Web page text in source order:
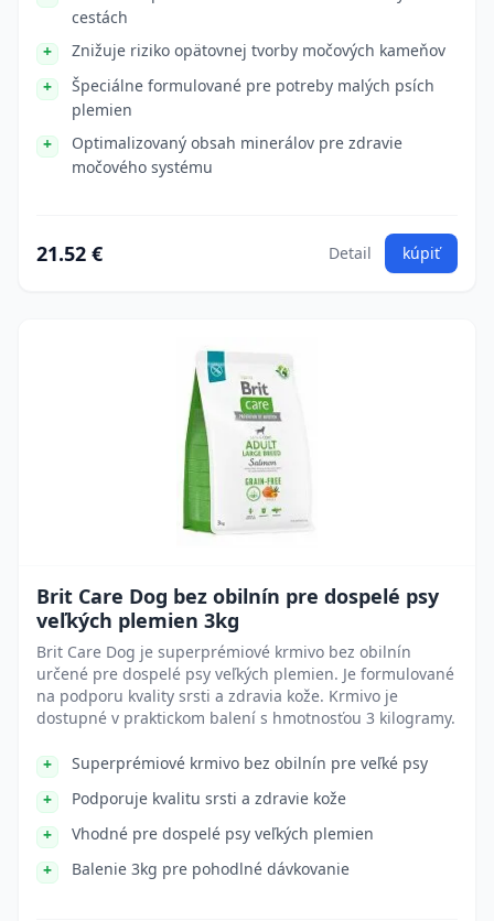
cestách
Znižuje riziko opätovnej tvorby močových kameňov
Špeciálne formulované pre potreby malých psích
plemien
Optimalizovaný obsah minerálov pre zdravie
močového systému
21.52 € Detail kúpiť
Brit Care Dog bez obilnín pre dospelé psy
veľkých plemien 3kg
Brit Care Dog je superprémiové krmivo bez obilnín
určené pre dospelé psy veľkých plemien. Je formulované
na podporu kvality srsti a zdravia kože. Krmivo je
dostupné v praktickom balení s hmotnosťou 3 kilogramy.
Superprémiové krmivo bez obilnín pre veľké psy
Podporuje kvalitu srsti a zdravie kože
Vhodné pre dospelé psy veľkých plemien
Balenie 3kg pre pohodlné dávkovanie